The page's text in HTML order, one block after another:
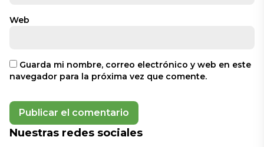
Web
Guarda mi nombre, correo electrónico y web en este
navegador para la próxima vez que comente.
Nuestras redes sociales